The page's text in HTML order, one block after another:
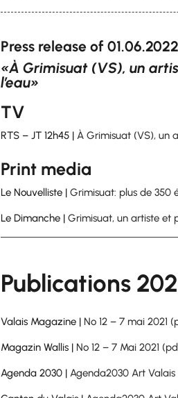
Press release of 01.06.2022
«À Grimisuat (VS), un
l’eau»
TV
RTS – JT 12h45 |À Grimisuat (VS), un
Print media
Le Nouvelliste |Grimisuat: plus de 350
Le Dimanche |Grimisuat, un artiste et
Publications
Valais Magazine | No 12 – 7 mai 2021
Magazin Wallis | No 12 – 7 Mai 2021
Agenda 2030 |Agenda2030 Art